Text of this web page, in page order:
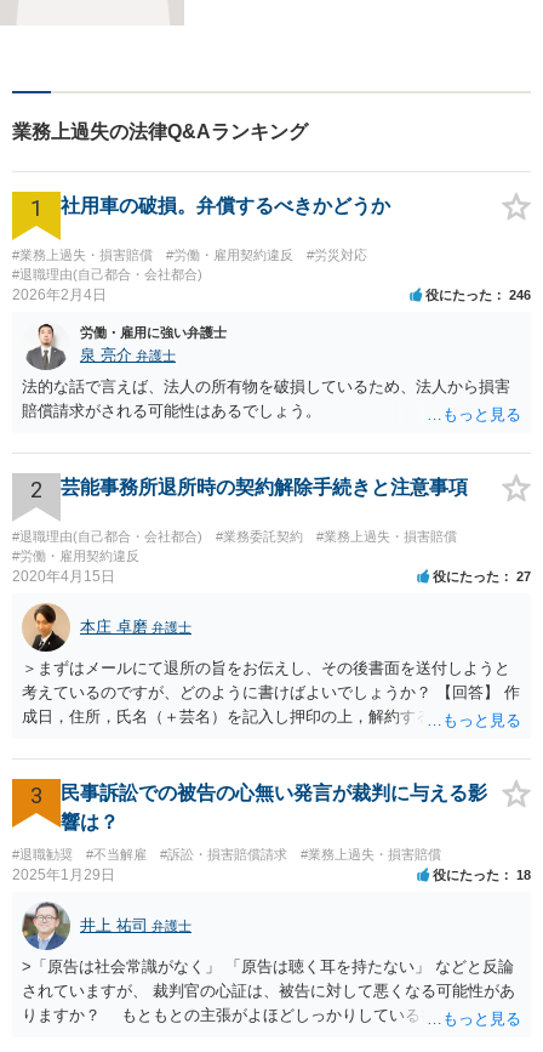
組みます。お困りごとはお気
軽にご相談ください！【法テ
ラス歓迎】
業務上過失の法律Q&Aランキング
1 社用車の破損。弁償するべきかどうか
#業務上過失・損害賠償 #労働・雇用契約違反
#労災対応
#退職理由(自己都合・会社都合)
2026年2月4日 役にたった 246
労働・雇用に強い弁護士
泉 亮介 弁護士
法的な話で言えば、法人の所有物を破損しているため、法人から損害
賠償請求がされる可能性はあるでしょう。
2 芸能事務所退所時の契約解除手続きと注意事項
#退職理由(自己都合・会社都合) #業務委託契約
#業務上過失・損害賠償
#労働・雇用契約違反
2020年4月15日 役にたった 27
本庄 卓磨 弁護士
＞まずはメールにて退所の旨をお伝えし、その後書面を送付しようと
考えているのですが、どのように書けばよいでしょうか？ 【回答】 作
成日，住所，氏名（＋芸名）を記入し押印の上，解約する旨を伝える
ようなことはありますでしょうか？ 【回答】 特にないと思われます
が，仮に請求された場合はそれが「損害」に該当するのか検討するこ
とになります。 ＞また、事務所をやめる際、「退所後しばらく芸能活
動禁止」「活動するなら名前を変える」ことを事務所側から要求され
たという事例を聞いたことがあります。所属する際にいただいた契約
書にはそのようなことは書いていないのですが、仮にこれらを要求さ
れた場合には断ることは可能なのでしょうか？ 【回答】 契約書に記載
がないのであれば，断ることができる可能性があります。 もし上記の
ような要求をされた場合は，その根拠を明示してもらってください。
3
民事訴訟での被告の心無い発言が裁判に与える影
響は？
#退職勧奨 #不当解雇 #訴訟・損害賠償請求 #業務上過失・損害賠償
2025年1月29日 役にたった 18
井上 祐司 弁護士
>「原告は社会常識がなく」 「原告は聴く耳を持たない」 などと反論
されていますが、 裁判官の心証は、被告に対して悪くなる可能性があ
りますか？ もともとの主張がよほどしっかりしている書面でなけれ